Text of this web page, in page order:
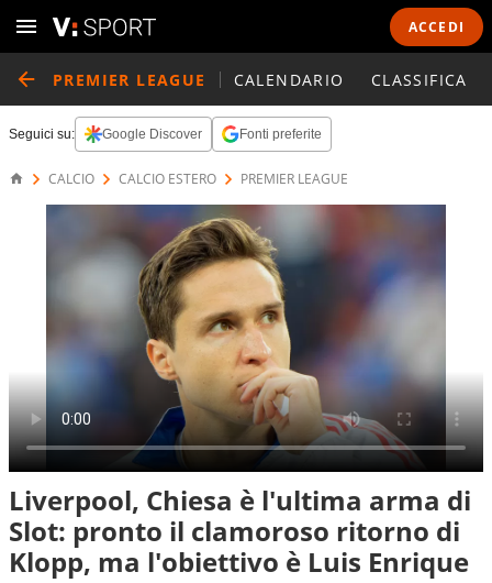
ACCEDI
PREMIER LEAGUE CALENDARIO CLASSIFICA
Seguici su: Google Discover Fonti preferite
CALCIO CALCIO ESTERO PREMIER LEAGUE
Liverpool, Chiesa è l'ultima arma di
Slot: pronto il clamoroso ritorno di
Klopp, ma l'obiettivo è Luis Enrique